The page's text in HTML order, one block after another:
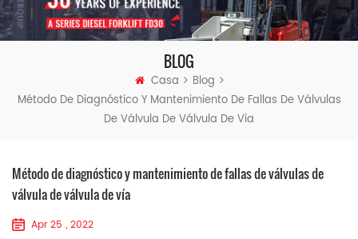
BLOG
Casa
Blog
Método De Diagnóstico Y Mantenimiento De Fallas De Válvulas
De Válvula De Válvula De Vía
Método de diagnóstico y mantenimiento de fallas de válvulas de
válvula de válvula de vía
Apr 25 , 2022